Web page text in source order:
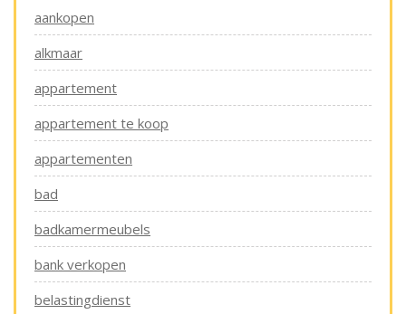
aankopen
alkmaar
appartement
appartement te koop
appartementen
bad
badkamermeubels
bank verkopen
belastingdienst